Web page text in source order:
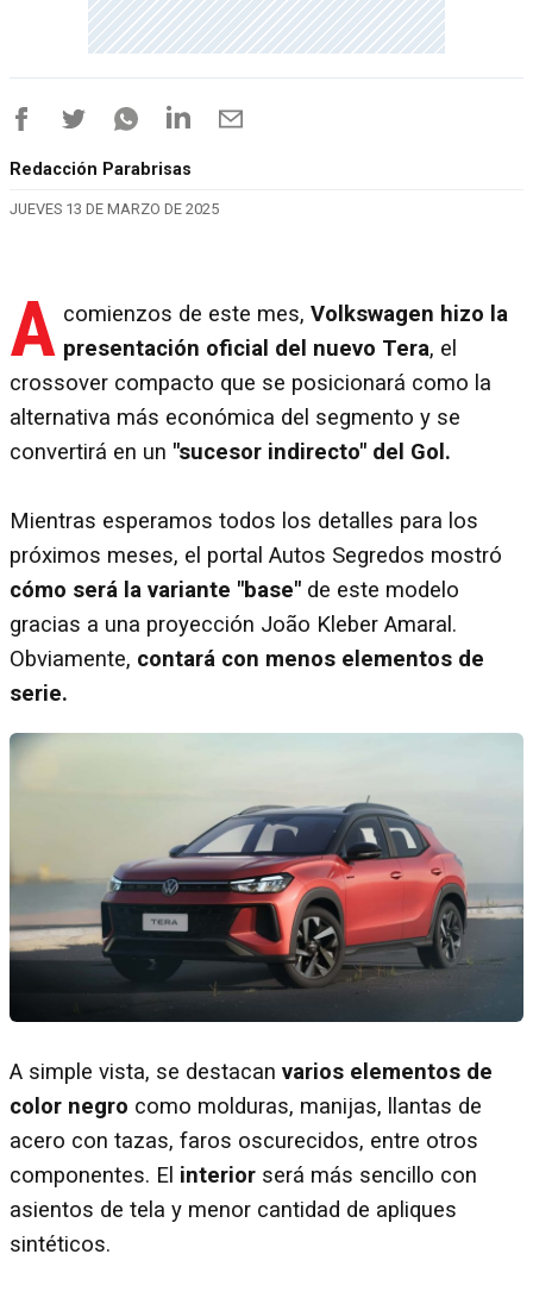
Redacción Parabrisas
JUEVES 13 DE MARZO DE 2025
A comienzos de este mes, Volkswagen hizo la
presentación oficial del nuevo Tera, el
crossover compacto que se posicionará como la
alternativa más económica del segmento y se
convertirá en un "sucesor indirecto" del Gol.
Mientras esperamos todos los detalles para los
próximos meses, el portal Autos Segredos mostró
cómo será la variante "base" de este modelo
gracias a una proyección João Kleber Amaral.
Obviamente, contará con menos elementos de
serie.
A simple vista, se destacan varios elementos de
color negro como molduras, manijas, llantas de
acero con tazas, faros oscurecidos, entre otros
componentes. El interior será más sencillo con
asientos de tela y menor cantidad de apliques
sintéticos.